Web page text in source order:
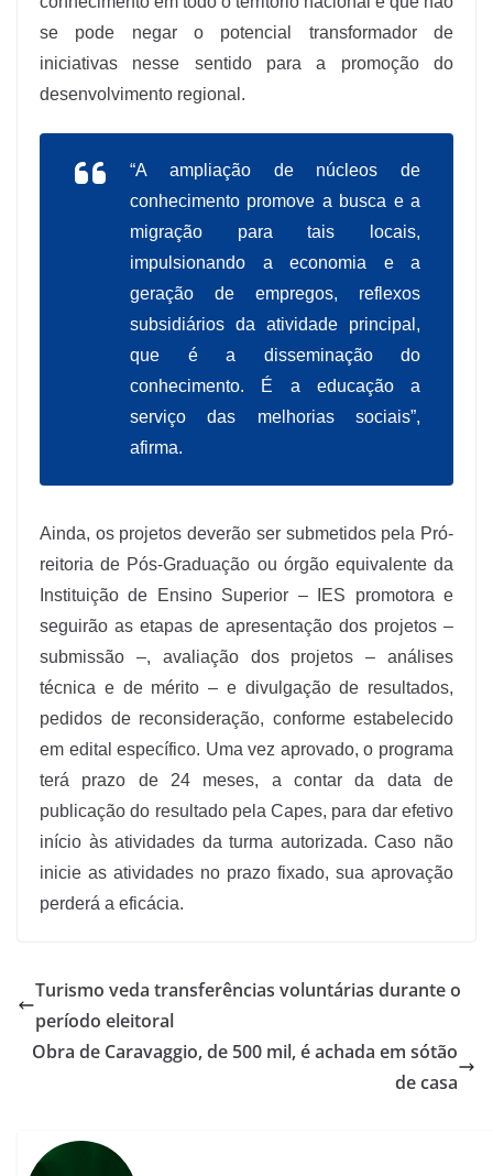
se pode negar o potencial transformador de
iniciativas nesse sentido para a promoção do
desenvolvimento regional.
“A ampliação de núcleos de
conhecimento promove a busca e a
migração para tais locais,
impulsionando a economia e a
geração de empregos, reflexos
subsidiários da atividade principal,
que é a disseminação do
conhecimento. É a educação a
serviço das melhorias sociais”,
afirma.
Ainda, os projetos deverão ser submetidos pela Pró-
reitoria de Pós-Graduação ou órgão equivalente da
Instituição de Ensino Superior – IES promotora e
seguirão as etapas de apresentação dos projetos –
submissão –, avaliação dos projetos – análises
técnica e de mérito – e divulgação de resultados,
pedidos de reconsideração, conforme estabelecido
em edital específico. Uma vez aprovado, o programa
terá prazo de 24 meses, a contar da data de
publicação do resultado pela Capes, para dar efetivo
início às atividades da turma autorizada. Caso não
inicie as atividades no prazo fixado, sua aprovação
perderá a eficácia.
Turismo veda transferências voluntárias durante o
período eleitoral
Obra de Caravaggio, de 500 mil, é achada em sótão
de casa